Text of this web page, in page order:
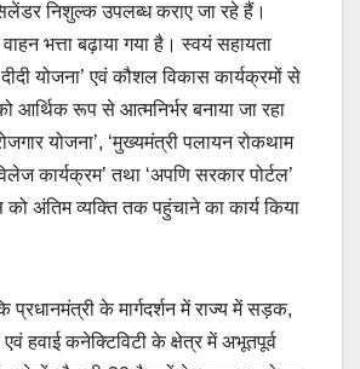
निशुल्क उपलब्ध कराए जा रहे हैं।
वाहन भत्ता बढ़ाया गया है। स्वयं सहायता
योजना’ एवं कौशल विकास कार्यक्रमों से
आर्थिक रूप से आत्मनिर्भर बनाया जा रहा
योजना’, ‘मुख्यमंत्री पलायन रोकथाम
कार्यक्रम’ तथा ‘अपणि सरकार पोर्टल’
अंतिम व्यक्ति तक पहुंचाने का कार्य किया
प्रधानमंत्री के मार्गदर्शन में राज्य में सड़क,
एवं हवाई कनेक्टिविटी के क्षेत्र में अभूतपूर्व